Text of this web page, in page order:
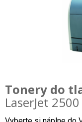
Tonery do
LaserJet 2500